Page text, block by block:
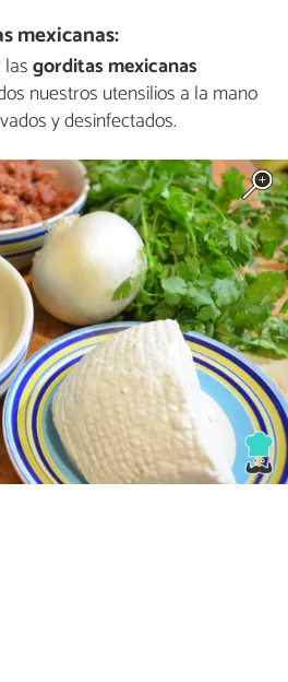
mexicanas:
lasgorditas mexicanas
nuestros utensilios a la mano
y desinfectados.